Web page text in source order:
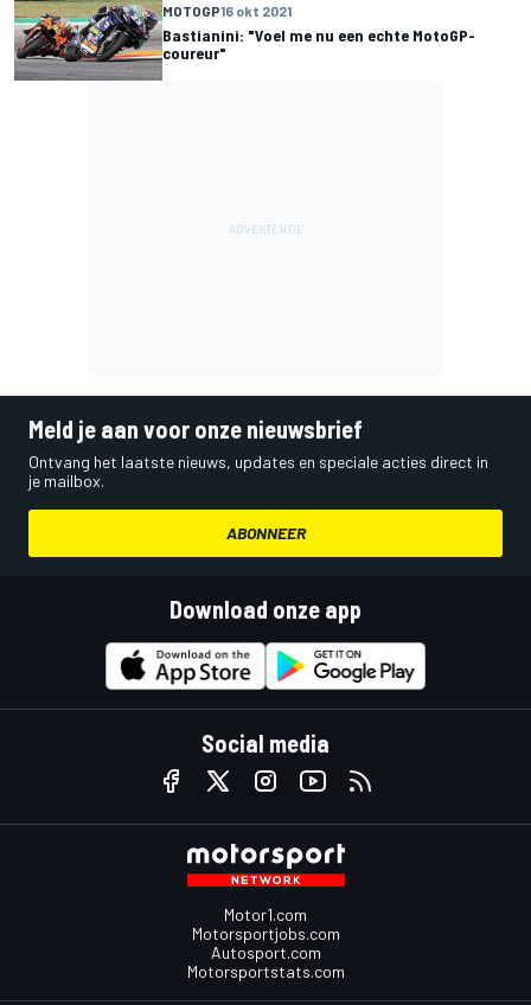
MOTOGP16 okt 2021
Bastianini: "Voel me nu een echte MotoGP-
coureur"
Meld je aan voor onze nieuwsbrief
Ontvang het laatste nieuws, updates en speciale acties direct in
je mailbox.
ABONNEER
Download onze app
Social media
Motor1.com
Motorsportjobs.com
Autosport.com
Motorsportstats.com